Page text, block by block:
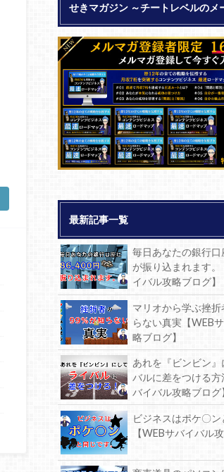
せきマガジン ～チートレベルのメ
最新記事一覧
毎日あなたの銀行
が振り込まれます
イバル攻略ブログ】
マリオから学ぶ挫
らない真実【WEB
略ブログ】
あれを『ビンビン』
バルに差をつける
バイバル攻略ブログ
ビジネスはポケ〇ン
【WEBサバイバル